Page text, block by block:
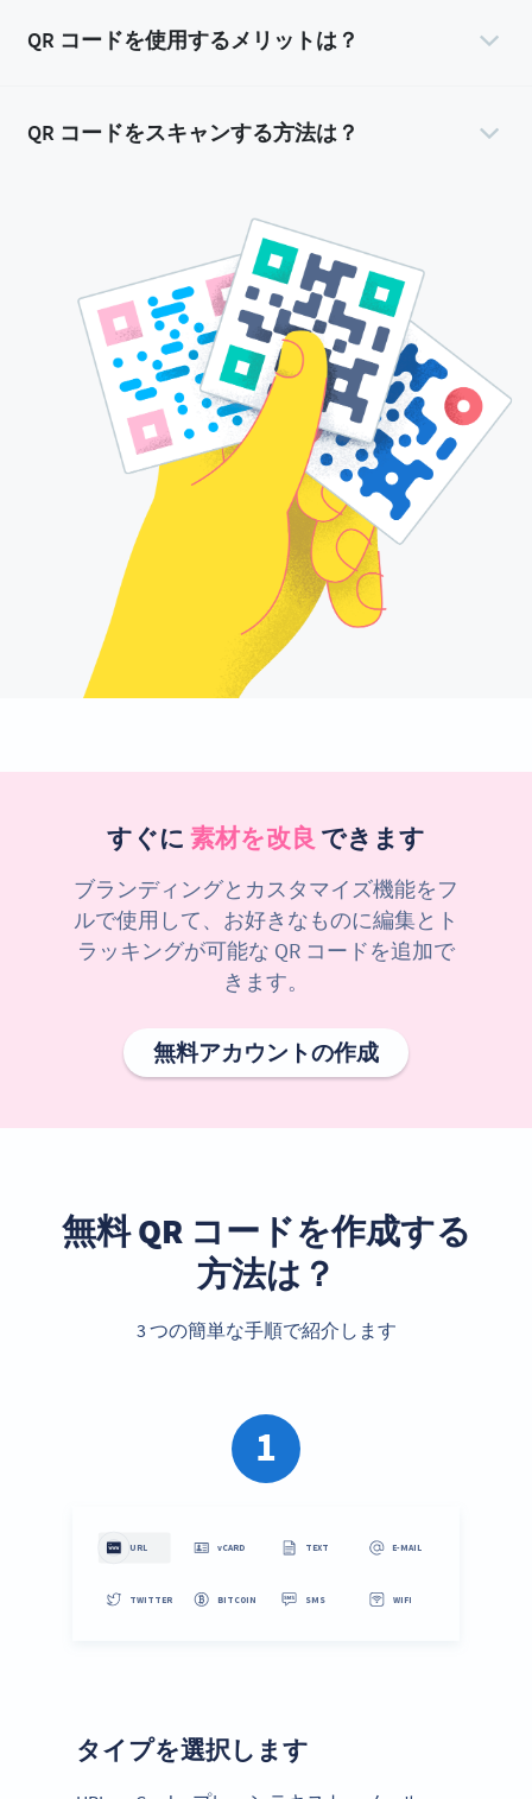
QR コードを使用するメリットは？
QR コードをスキャンする方法は？
すぐに 素材を改良 できます
ブランディングとカスタマイズ機能をフ
ルで使用して、お好きなものに編集とト
ラッキングが可能な QR コードを追加で
きます。
無料アカウントの作成
無料 QR コードを作成する
方法は？
3 つの簡単な手順で紹介します
1
タイプを選択します